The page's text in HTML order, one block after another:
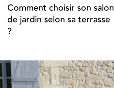
Comment choisir son salon
de jardin selon sa terrasse
?